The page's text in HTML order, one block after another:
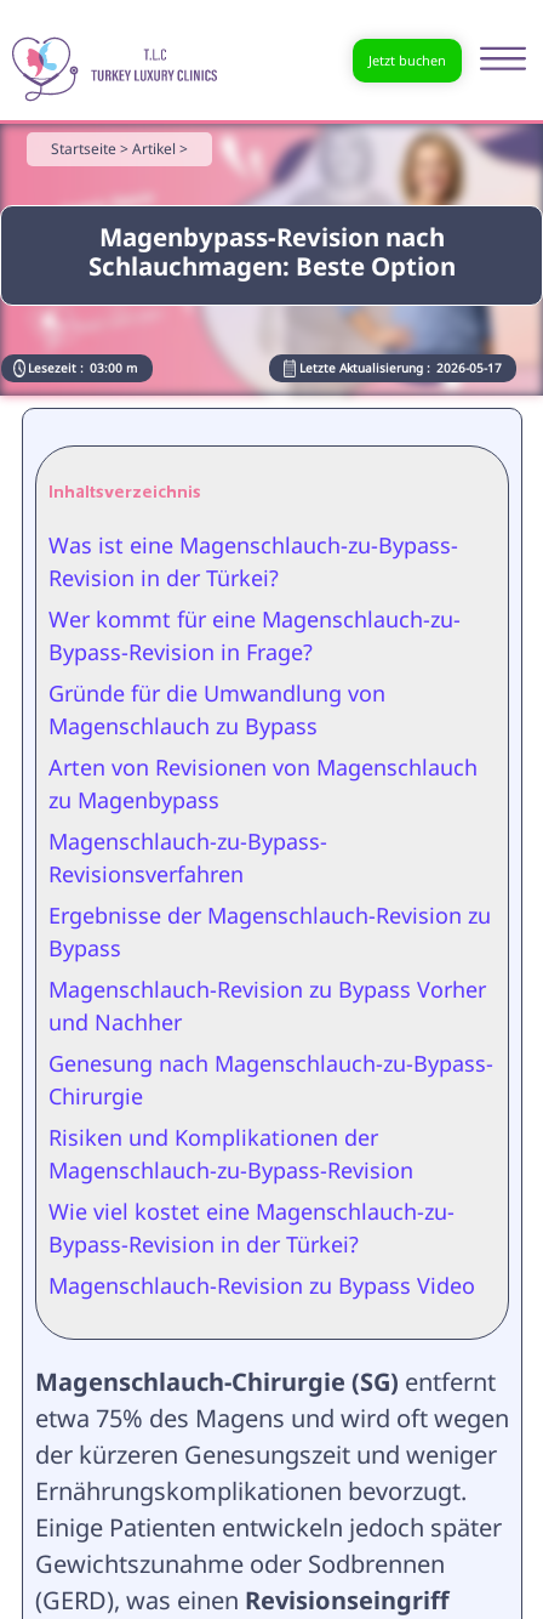
Jetzt buchen
Magenbypass-Revision nach
Schlauchmagen: Beste Option
Startseite >Artikel >
Lesezeit : 03:00 m Letzte Aktualisierung : 2026-05-17
Inhaltsverzeichnis
Was ist eine Magenschlauch-zu-Bypass-
Revision in der Türkei?
Wer kommt für eine Magenschlauch-zu-
Bypass-Revision in Frage?
Gründe für die Umwandlung von
Magenschlauch zu Bypass
Arten von Revisionen von Magenschlauch
zu Magenbypass
Magenschlauch-zu-Bypass-
Revisionsverfahren
Ergebnisse der Magenschlauch-Revision zu
Bypass
Magenschlauch-Revision zu Bypass Vorher
und Nachher
Genesung nach Magenschlauch-zu-Bypass-
Chirurgie
Risiken und Komplikationen der
Magenschlauch-zu-Bypass-Revision
Wie viel kostet eine Magenschlauch-zu-
Bypass-Revision in der Türkei?
Magenschlauch-Revision zu Bypass Video
Magenschlauch-Chirurgie (SG) entfernt
etwa 75% des Magens und wird oft wegen
der kürzeren Genesungszeit und weniger
Ernährungskomplikationen bevorzugt.
Einige Patienten entwickeln jedoch später
Gewichtszunahme oder Sodbrennen
(GERD), was einen Revisionseingriff